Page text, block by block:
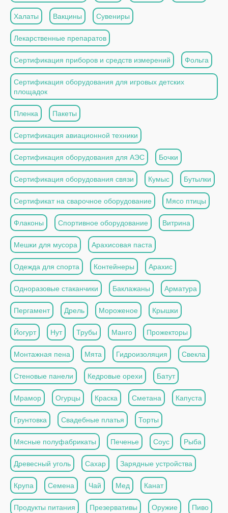
Халаты Вакцины Сувениры
Лекарственные препаратов
Сертификация приборов и средств измерений Фольга
Сертификация оборудования для игровых детских
площадок
Пленка Пакеты
Сертификация авиационной техники
Сертификация оборудования для АЭС Бочки
Сертификация оборудования связи Кумыс Бутылки
Сертификат на сварочное оборудование Мясо птицы
Флаконы Спортивное оборудование Витрина
Мешки для мусора Арахисовая паста
Одежда для спорта Контейнеры Арахис
Одноразовые стаканчики Баклажаны Арматура
Пергамент Дрель Мороженое Крышки
Йогурт Нут Трубы Манго Прожекторы
Монтажная пена Мята Гидроизоляция Свекла
Стеновые панели Кедровые орехи Батут
Мрамор Огурцы Краска Сметана Капуста
Грунтовка Свадебные платья Торты
Мясные полуфабрикаты Печенье Соус Рыба
Древесный уголь Сахар Зарядные устройства
Крупа Семена Чай Мед Канат
Продукты питания Презервативы Оружие Пиво